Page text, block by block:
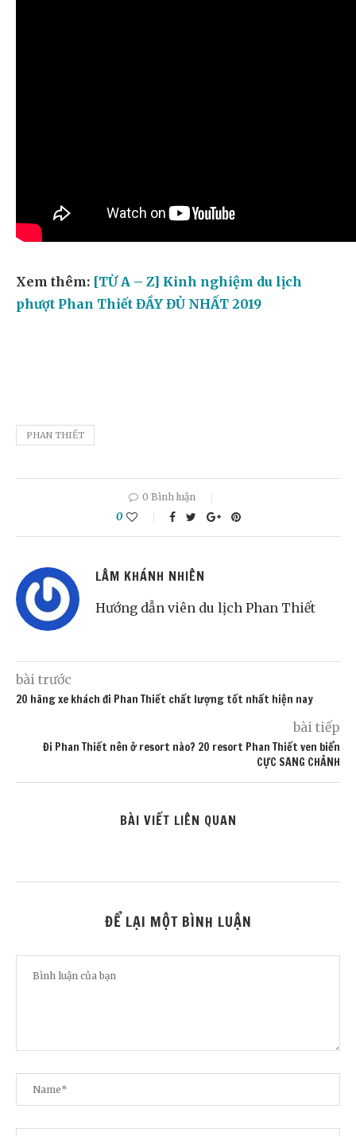
Xem thêm: [TỪ A – Z] Kinh nghiệm du lịch
phượt Phan Thiết ĐẦY ĐỦ NHẤT 2019
PHAN THIẾT
0 Bình luận
0
LÂM KHÁNH NHIÊN
Hướng dẫn viên du lịch Phan Thiết
bài trước
20 hãng xe khách đi Phan Thiết chất lượng tốt nhất hiện nay
bài tiếp
Đi Phan Thiết nên ở resort nào? 20 resort Phan Thiết ven biển
CỰC SANG CHẢNH
BÀI VIẾT LIÊN QUAN
ĐỂ LẠI MỘT BÌNH LUẬN